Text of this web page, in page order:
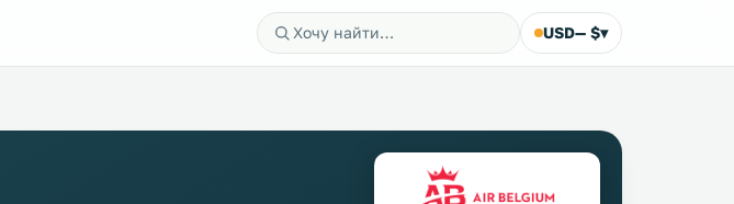
USD— $▾